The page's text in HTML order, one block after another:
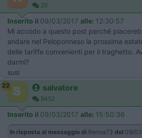
20
Inserito il 09/03/2017 alle: 12:30:57
Mi accodo a questo post perché
andare nel Peloponneso la prossima
delle tariffe convenienti per il traghetto.
darmi?
susi
22 salvatore
9452
Inserito il 09/03/2017 alle: 15:50:36
In risposta al messaggio di Renna73 del 09/